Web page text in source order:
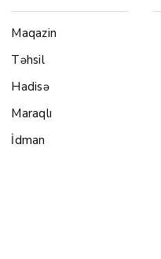
Maqazin
Təhsil
Hadisə
Maraqlı
İdman